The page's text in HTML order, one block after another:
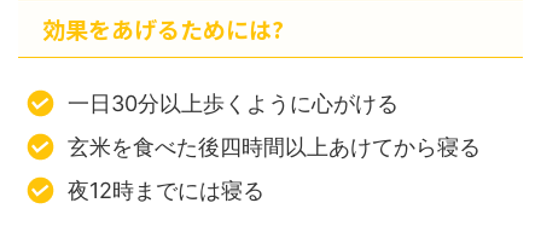
効果をあげるためには?
一日30分以上歩くように心がける
玄米を食べた後四時間以上あけてから寝る
夜12時までには寝る